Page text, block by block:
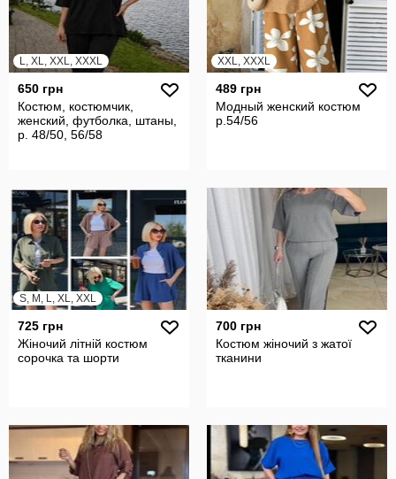
L, XL, XXL, XXXL
650 грн
Костюм, костюмчик,
женский, футболка, штаны,
р. 48/50, 56/58
XXL, XXXL
489 грн
Модный женский костюм
р.54/56
S, M, L, XL, XXL
725 грн
Жіночий літній костюм
сорочка та шорти
700 грн
Костюм жіночий з жатої
тканини